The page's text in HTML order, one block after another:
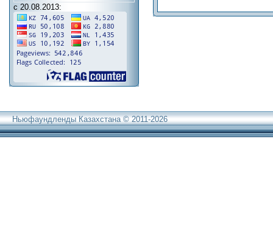
с 20.08.2013:
Ньюфаундленды Казахстана © 2011-2026